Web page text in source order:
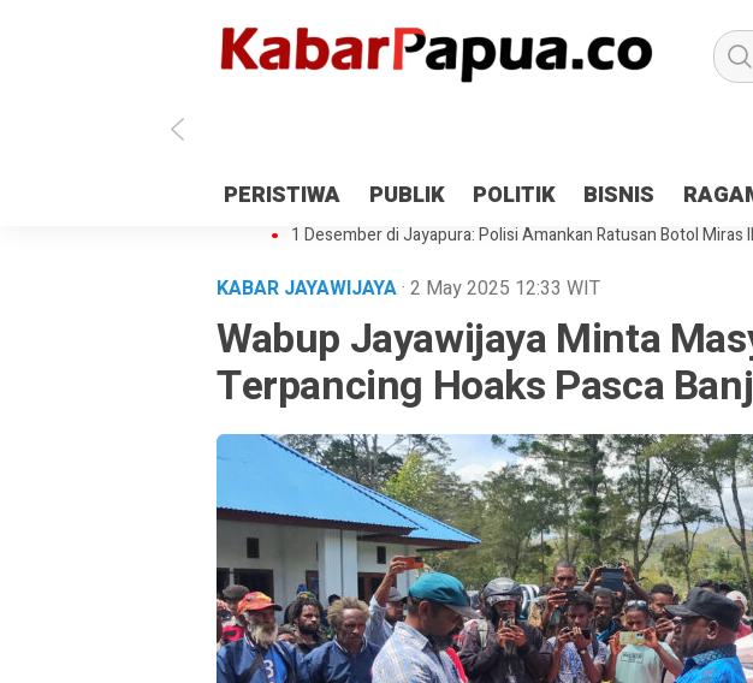
PERISTIWA PUBLIK POLITIK BISNIS
Antisipasi 1 Desember, TNI Polri Patroli 2×24 jam di Kota
Gedung Perpustakaan SMPN 5 Sentani Terbakar
Hibah
1 Desember di Jayapura: Polisi Amankan Ratusan Botol Miras
KABAR JAYAWIJAYA· 2 May 2025 12:33 WIT
Wabup Jayawijaya Minta
Terpancing Hoaks Pasca